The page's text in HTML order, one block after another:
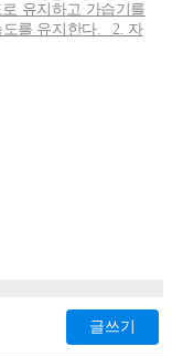
, 브랜드 경험
하이트진로와
기? 당류부
로 유지하고 가습기를
도를 유지한다. 2. 자
글쓰기